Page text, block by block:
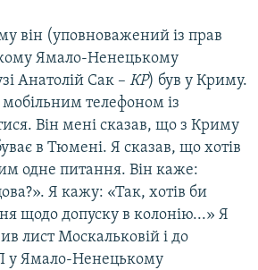
він (уповноважений із прав
Ямало-Ненецькому
Анатолій Сак – КР) був у Криму.
телефоном із
Він мені сказав, що з Криму
в Тюмені. Я сказав, що хотів
одне питання. Він каже:
Я кажу: «Так, хотів би
щодо допуску в колонію...» Я
лист Москальковій і до
у Ямало-Ненецькому